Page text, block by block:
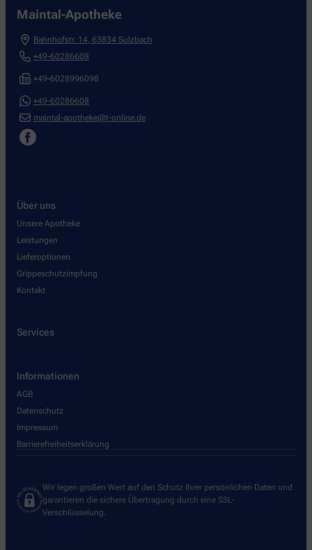
Maintal-Apotheke
Bahnhofstr. 14 63834 Sulzbach
+49-60286608
+49-6028996098
+49-60286608
maintal-apotheke@t-online.de
Über uns
Unsere Apotheke
Leistungen
Lieferoptionen
Grippeschutzimpfung
Kontakt
Services
Informationen
AGB
Datenschutz
Impressum
Barrierefreiheitserklärung
Wir legen großen Wert auf den Schutz Ihrer persönlichen Daten und
garantieren die sichere Übertragung durch eine SSL-
Verschlüsselung.